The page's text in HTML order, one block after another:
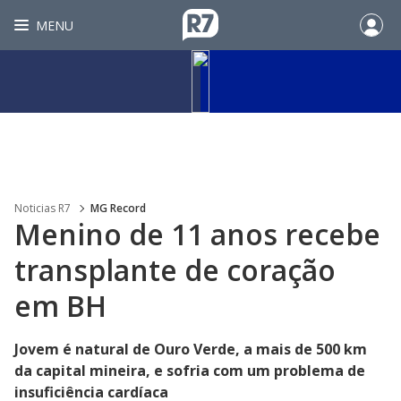
MENU
Noticias R7 MG Record
Menino de 11 anos recebe
transplante de coração
em BH
Jovem é natural de Ouro Verde, a mais de 500 km
da capital mineira, e sofria com um problema de
insuficiência cardíaca